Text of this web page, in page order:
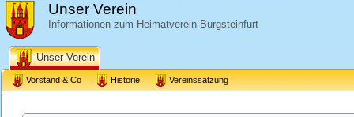
Unser Verein
Informationen zum Heimatverein Burgsteinfurt
Unser Verein
Vorstand & Co Historie Vereinssatzung